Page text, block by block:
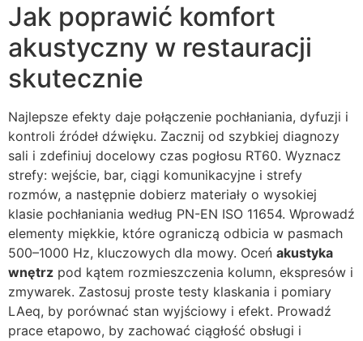
Jak poprawić komfort
akustyczny w restauracji
skutecznie
Najlepsze efekty daje połączenie pochłaniania, dyfuzji i
kontroli źródeł dźwięku. Zacznij od szybkiej diagnozy
sali i zdefiniuj docelowy czas pogłosu RT60. Wyznacz
strefy: wejście, bar, ciągi komunikacyjne i strefy
rozmów, a następnie dobierz materiały o wysokiej
klasie pochłaniania według PN-EN ISO 11654. Wprowadź
elementy miękkie, które ograniczą odbicia w pasmach
500–1000 Hz, kluczowych dla mowy. Oceń akustyka
wnętrz pod kątem rozmieszczenia kolumn, ekspresów i
zmywarek. Zastosuj proste testy klaskania i pomiary
LAeq, by porównać stan wyjściowy i efekt. Prowadź
prace etapowo, by zachować ciągłość obsługi i